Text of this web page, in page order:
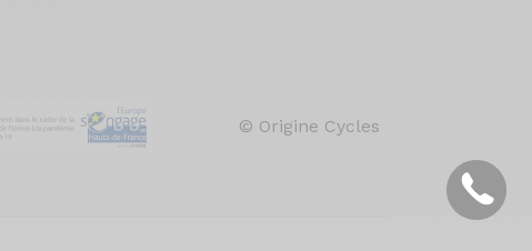
© Origine Cycles